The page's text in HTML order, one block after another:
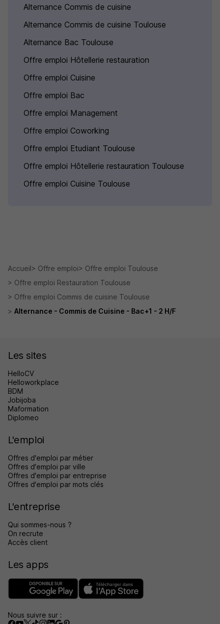
Alternance Commis de cuisine
Alternance Commis de cuisine Toulouse
Alternance Bac Toulouse
Offre emploi Hôtellerie restauration
Offre emploi Cuisine
Offre emploi Bac
Offre emploi Management
Offre emploi Coworking
Offre emploi Etudiant Toulouse
Offre emploi Hôtellerie restauration Toulouse
Offre emploi Cuisine Toulouse
Accueil Offre emploi
Offre emploi Toulouse
Offre emploi Restauration Toulouse
Offre emploi Commis de cuisine Toulouse
Alternance - Commis de Cuisine - Bac+1 - 2 H/F
Les sites
HelloCV
Helloworkplace
BDM
Jobijoba
Maformation
Diplomeo
L'emploi
Offres d'emploi par métier
Offres d'emploi par ville
Offres d'emploi par entreprise
Offres d'emploi par mots clés
L'entreprise
Qui sommes-nous ?
On recrute
Accès client
Les apps
Nous suivre sur :